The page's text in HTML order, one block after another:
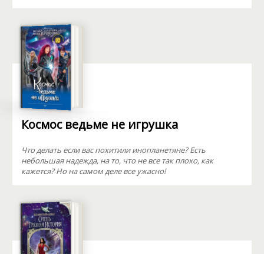
Космос ведьме не игрушка
Что делать если вас похитили инопланетяне? Есть
небольшая надежда, на то, что не все так плохо, как
кажется? Но на самом деле все ужасно!